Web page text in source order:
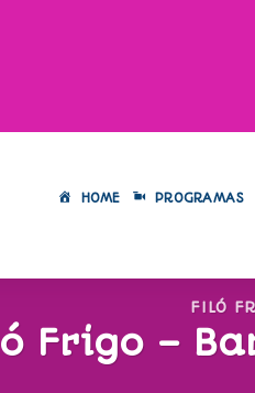
HOME PROGRAMAS
FILÓ
Frigo –